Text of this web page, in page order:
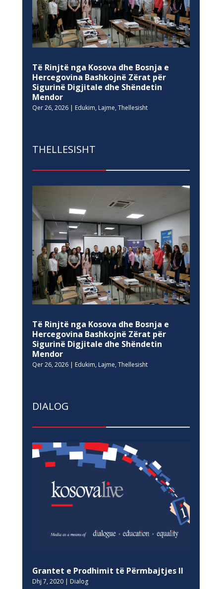
Të Rinjtë nga Kosova dhe Bosnja e
Hercegovina Bashkojnë Zërat për
Sigurinë Digjitale dhe Shëndetin
Mendor
Qer 26, 2026| Edukim, Lajme, Thellesisht
THELLESISHT
Të Rinjtë nga Kosova dhe Bosnja e
Hercegovina Bashkojnë Zërat për
Sigurinë Digjitale dhe Shëndetin
Mendor
Qer 26, 2026| Edukim, Lajme, Thellesisht
DIALOG
Grantet e Prodhimit të Përmbajtjes II
Dhj 7, 2020| Dialog